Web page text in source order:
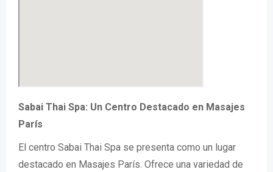
Sabai Thai Spa: Un Centro Destacado en Masajes
París
El centro Sabai Thai Spa se presenta como un lugar
destacado en Masajes París. Ofrece una variedad de